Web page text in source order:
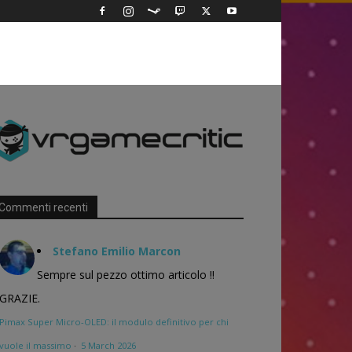
recenti
Stefano Emilio Marcon
Sempre sul pezzo ottimo articolo !!
GRAZIE.
Pimax Super Micro-OLED: il modulo definitivo per chi
vuole il massimo · 5 March 2026